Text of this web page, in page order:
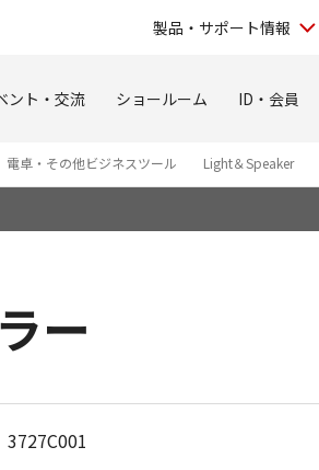
製品・サポート情報
ント・交流 ショールーム ID・会員
電卓・その他ビジネスツール Light＆Speaker
ー
3727C001